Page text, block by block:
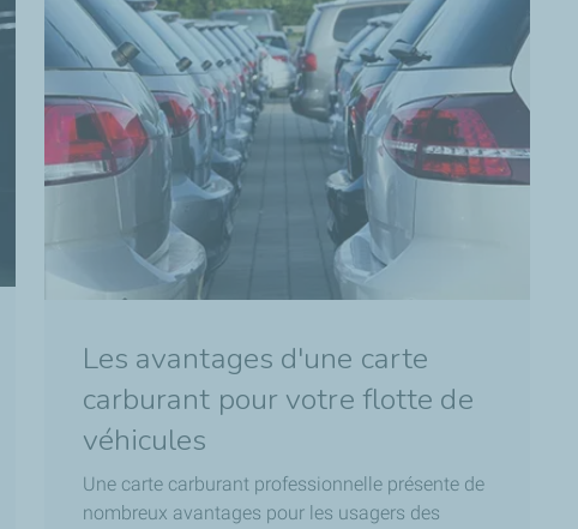
Les avantages d'une carte
carburant pour votre flotte de
véhicules
Une carte carburant professionnelle présente de
nombreux avantages pour les usagers des